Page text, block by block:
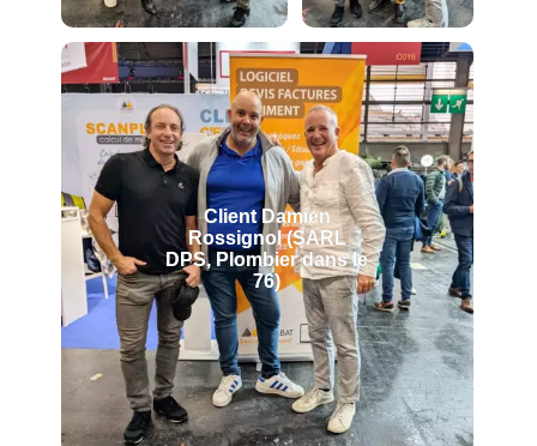
Client Damien
Rossignol (SARL
DPS, Plombier dans le
76)